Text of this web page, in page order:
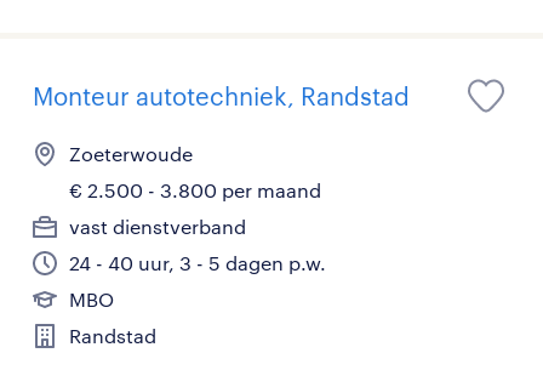
Monteur autotechniek, Randstad
Zoeterwoude
€ 2.500 - 3.800 per maand
vast dienstverband
24 - 40 uur, 3 - 5 dagen p.w.
MBO
Randstad